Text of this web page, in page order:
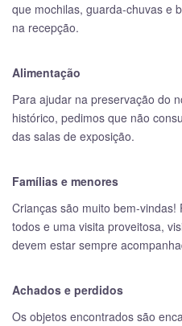
que mochilas, guarda-chuvas e
na recepção.
Alimentação
Para ajudar na preservação do
histórico, pedimos que não
das salas de exposição.
Famílias e menores
Crianças são muito bem-
todos e uma visita proveitosa,
devem estar sempre
Achados e perdidos
Os objetos encontrados são